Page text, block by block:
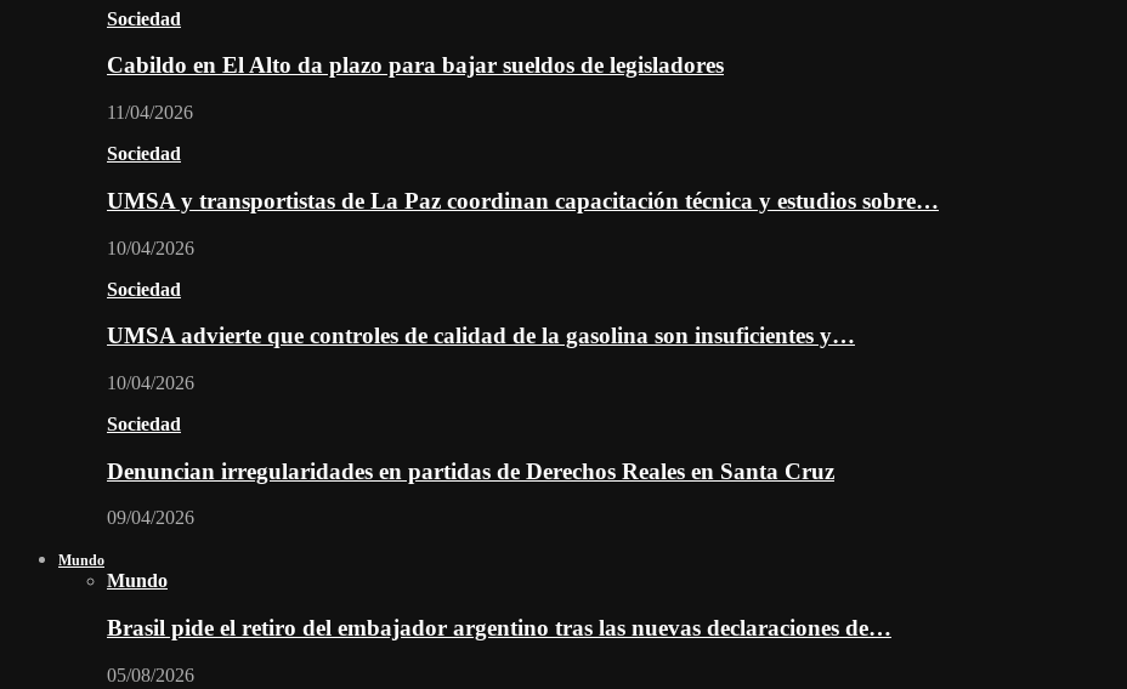
Sociedad
Cabildo en El Alto da plazo para bajar sueldos de legisladores
11/04/2026
Sociedad
UMSA y transportistas de La Paz coordinan capacitación técnica y estudios sobre…
10/04/2026
Sociedad
UMSA advierte que controles de calidad de la gasolina son insuficientes y…
10/04/2026
Sociedad
Denuncian irregularidades en partidas de Derechos Reales en Santa Cruz
09/04/2026
Mundo
Mundo
Brasil pide el retiro del embajador argentino tras las nuevas declaraciones de…
05/08/2026